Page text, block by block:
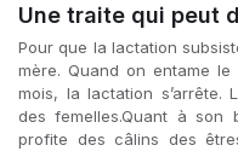
Une traite qui peut
Pour que la lactation
mère. Quand on entame
mois, la lactation s’arrête.
des femelles.Quant à
profite des câlins des